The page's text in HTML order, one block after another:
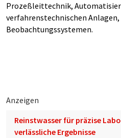
Prozeßleittechnik,
verfahrenstechnischen
Beobachtungssystemen.
Anzeigen
Reinstwasser für präzise
verlässliche Ergebnisse